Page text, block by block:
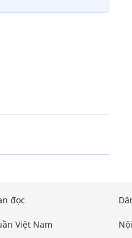
đọc
Việt Nam